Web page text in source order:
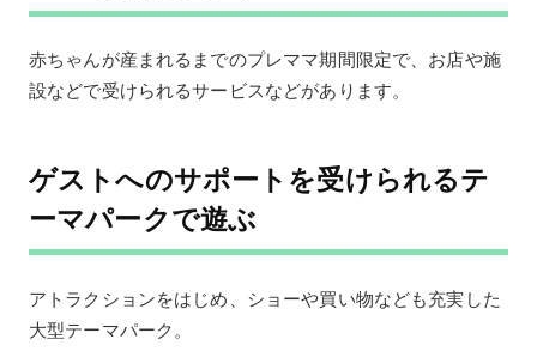
赤ちゃんが産まれるまでのプレママ期間限定で、お店や施
設などで受けられるサービスなどがあります。
ゲストへのサポートを受けられるテ
ーマパークで遊ぶ
アトラクションをはじめ、ショーや買い物なども充実した
大型テーマパーク。